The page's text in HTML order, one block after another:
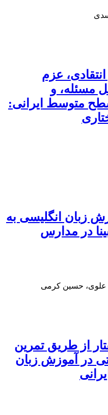
عزم
مسئله، و
متوسط ایرانی:
زبان انگلیسی به
در مدارس
علوی، حسین کرمی
از طریق تمرین
در آموزش زبان